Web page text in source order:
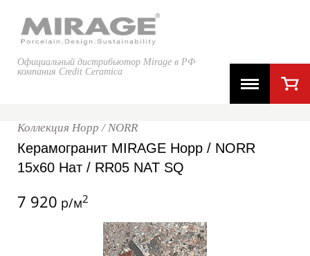
Официальный дистрибьютор Mirage в РФ
компания Credit Ceramica
Коллекция Норр / NORR
Керамогранит MIRAGE Норр / NORR
15x60 Нат / RR05 NAT SQ
7 920 р/м2